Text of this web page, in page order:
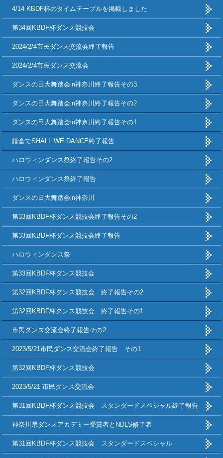
4/14 KBDF杯のタイムテーブルを掲載しました
第34回KBDF杯ダンス競技会
2024/2/4市民ダンス交流会終了報告
2024/2/4市民ダンス交流会
ダンスの日大舞踏会in神奈川終了報告その3
ダンスの日大舞踏会in神奈川終了報告その2
ダンスの日大舞踏会in神奈川終了報告その1
鎌倉でSHALL WE DANCE終了報告
ハロウィンダンス祭終了報告その2
ハロウィンダンス祭終了報告
ダンスの日大舞踏会in神奈川
第33回KBDF杯ダンス競技会終了報告その2
第33回KBDF杯ダンス競技会終了報告
ハロウィンダンス祭
第33回KBDF杯ダンス競技会
第32回KBDF杯ダンス競技会 終了報告その2
第32回KBDF杯ダンス競技会 終了報告その1
市民ダンス交流会終了報告その2
2023/5/21市民ダンス交流会終了報告 その1
第32回KBDF杯ダンス競技会
2023/5/21 市民ダンス交流会
第31回KBDF杯ダンス競技会 スタンダードスペシャル終了報告
神奈川県ダンスアカデミー受賞者とNDLS修了者
第31回KBDF杯ダンス競技会 スタンダードスペシャル